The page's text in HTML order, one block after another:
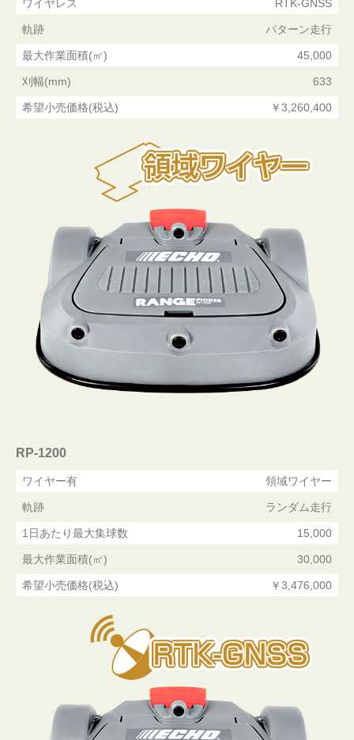
ワイヤレス RTK-GNSS
軌跡 パターン走行
最大作業面積(㎡) 45,000
刈幅(mm) 633
希望小売価格(税込) ￥3,260,400
RP-1200
ワイヤー有 領域ワイヤー
軌跡 ランダム走行
1日あたり最大集球数 15,000
最大作業面積(㎡) 30,000
希望小売価格(税込) ￥3,476,000